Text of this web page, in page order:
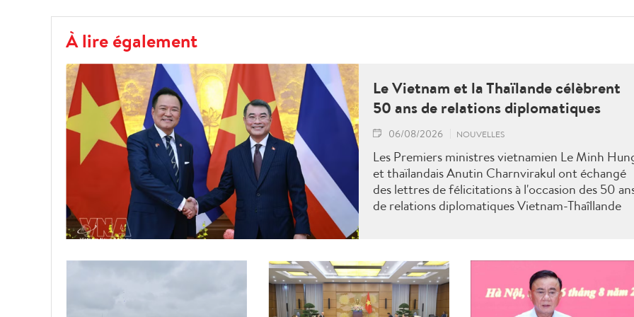
À lire également
Le Vietnam et la Thaïlande célèbrent
50 ans de relations diplomatiques
06/08/2026 NOUVELLES
Les Premiers ministres vietnamien Le Minh
et thaïlandais Anutin Charnvirakul ont échangé
des lettres de félicitations à l'occasion des 50
de relations diplomatiques Vietnam-Thaîllande